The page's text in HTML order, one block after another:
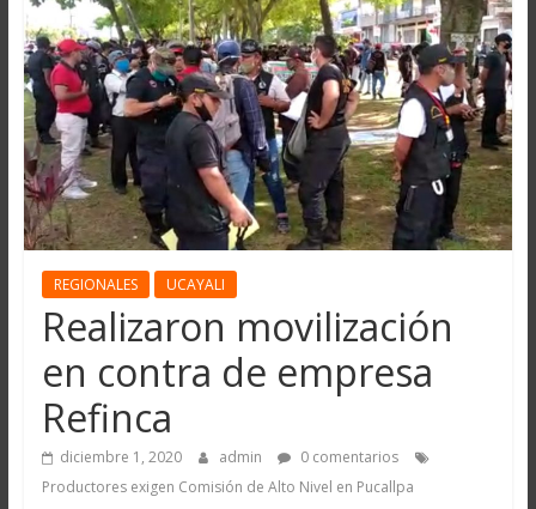
REGIONALES UCAYALI
Realizaron movilización
en contra de empresa
Refinca
diciembre 1, 2020 admin
0 comentarios
Productores exigen Comisión de Alto Nivel en Pucallpa